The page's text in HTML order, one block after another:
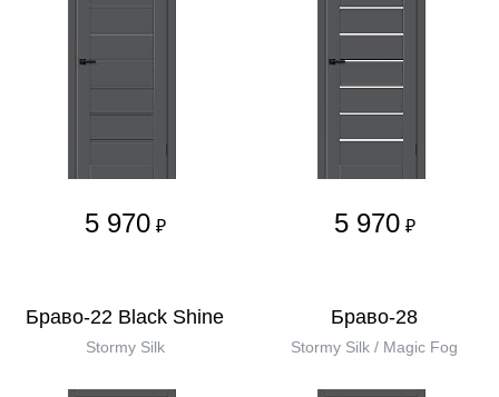
5 970 ₽ 5 970 ₽
Браво-22 Black Shine
Stormy Silk
Браво-28
Stormy Silk / Magic Fog